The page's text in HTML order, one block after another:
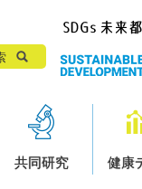
共同研究 健康